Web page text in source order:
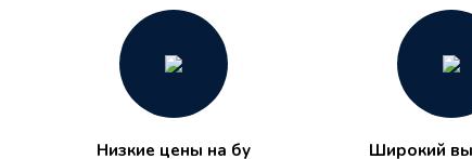
Низкие цены на бу
Широкий